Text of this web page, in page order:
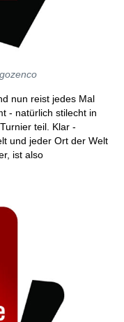
nun reist jedes Mal
- natürlich stilecht in
teil. Klar -
und jeder Ort der Welt
ist also